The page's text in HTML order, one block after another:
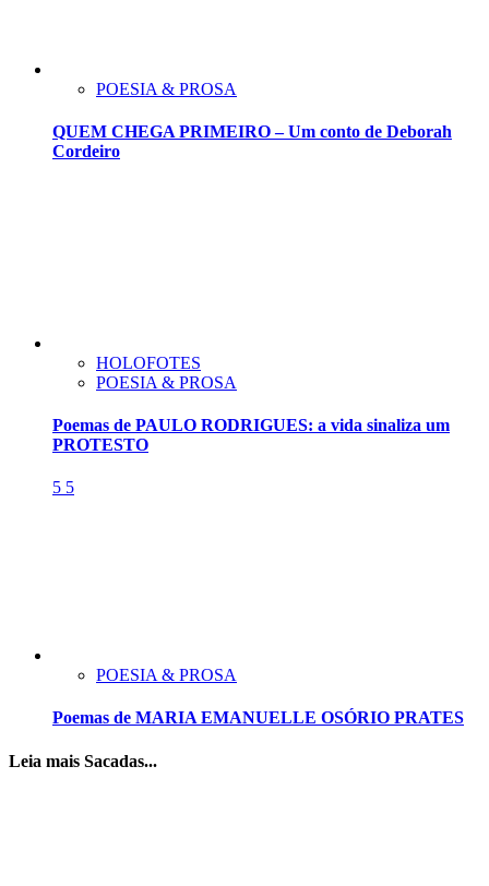
POESIA & PROSA
QUEM CHEGA PRIMEIRO – Um conto de Deborah
Cordeiro
HOLOFOTES
POESIA & PROSA
Poemas de PAULO RODRIGUES: a vida sinaliza um
PROTESTO
5 5
POESIA & PROSA
Poemas de MARIA EMANUELLE OSÓRIO PRATES
Leia mais Sacadas...